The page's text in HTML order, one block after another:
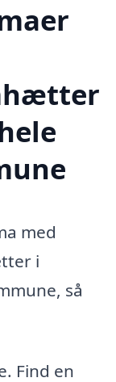
med
i
så
Find en